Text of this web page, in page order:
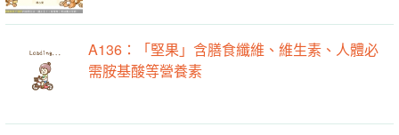
A136：「堅果」含膳食纖維、維生素、人體必
需胺基酸等營養素